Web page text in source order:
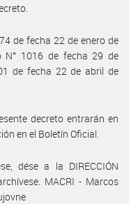
de fecha 22 de enero de
N° 1016 de fecha 29 de
de fecha 22 de abril de
decreto entrarán en
en el Boletín Oficial.
dése a la DIRECCIÓN
MACRI - Marcos